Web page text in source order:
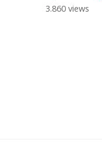
3.860 views